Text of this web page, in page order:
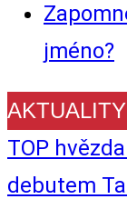
jméno?
AKTUALITY
TOP
debutem